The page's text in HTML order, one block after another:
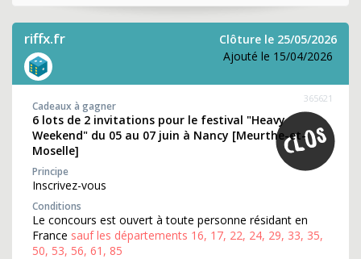
riffx.fr
Clôture le 25/05/2026
Ajouté le 15/04/2026
365621
Cadeaux à gagner
6 lots de 2 invitations pour le festival "Heavy
Weekend" du 05 au 07 juin à Nancy [Meurthe-et-
Moselle]
Principe
Inscrivez-vous
Conditions
Le concours est ouvert à toute personne résidant en
France sauf les départements 16, 17, 22, 24, 29, 33, 35,
50, 53, 56, 61, 85